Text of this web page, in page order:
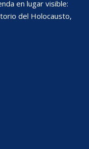
en lugar visible:
del Holocausto,